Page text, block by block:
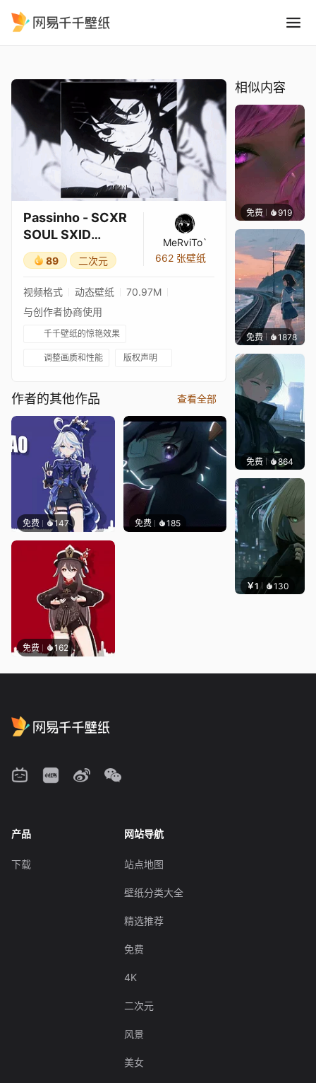
Passinho - SCXR
SOUL SXID
GFSTR Ultra
Slowed Suzuya
Juuzou
89 二次元
MeRviTo`
662 张壁纸
视频格式 动态壁纸
70.97M
与创作者协商使用
千千壁纸的惊艳效果
调整画质和性能 版权声明
作者的其他作品 查看全部
免费 147 免费 185
免费 162
相似内容
免费 919辰东
免费 1878辰东
免费 864辰东
￥1 130
产品
下载
网站导航
站点地图
壁纸分类大全
精选推荐
免费
4K
二次元
风景
美女